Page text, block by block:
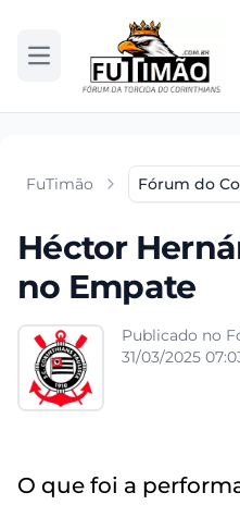
Abrir menu
FuTimão Fórum do
Héctor
no Empate
Publicado no
31/03/2025
O que foi a